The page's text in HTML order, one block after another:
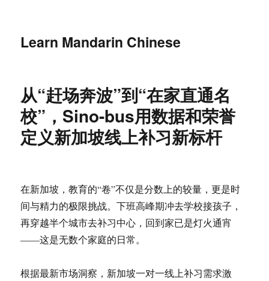
Learn Mandarin Chinese
从“赶场奔波”到“在家直通名
校”，Sino-bus用数据和荣誉
定义新加坡线上补习新标杆
在新加坡，教育的“卷”不仅是分数上的较量，更是时
间与精力的极限挑战。下班高峰期冲去学校接孩子，
再穿越半个城市去补习中心，回到家已是灯火通宵
——这是无数个家庭的日常。
根据最新市场洞察，新加坡一对一线上补习需求激